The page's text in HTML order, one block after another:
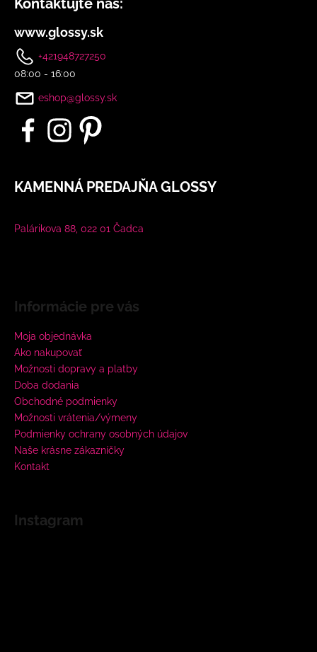
Kontaktujte nás:
www.glossy.sk
+421948727250
08:00 - 16:00
eshop@glossy.sk
KAMENNÁ PREDAJŇA GLOSSY
Palárikova 88, 022 01 Čadca
Informácie pre vás
Moja objednávka
Ako nakupovať
Možnosti dopravy a platby
Doba dodania
Obchodné podmienky
Možnosti vrátenia/výmeny
Podmienky ochrany osobných údajov
Naše krásne zákazníčky
Kontakt
Instagram